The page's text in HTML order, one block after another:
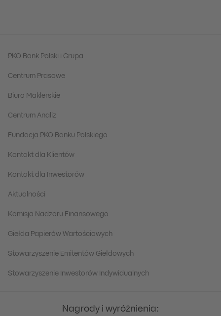
PKO Bank Polski i Grupa
Centrum Prasowe
Biuro Maklerskie
Centrum Analiz
Fundacja PKO Banku Polskiego
Kontakt dla Klientów
Kontakt dla Inwestorów
Aktualności
Komisja Nadzoru Finansowego
Giełda Papierów Wartościowych
Stowarzyszenie Emitentów Giełdowych
Stowarzyszenie Inwestorów Indywidualnych
Nagrody i wyróżnienia: